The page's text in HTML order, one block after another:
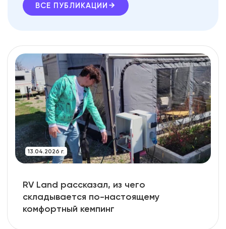
ВСЕ ПУБЛИКАЦИИ
13.04.2026 г.
RV Land рассказал, из чего
складывается по-настоящему
комфортный кемпинг